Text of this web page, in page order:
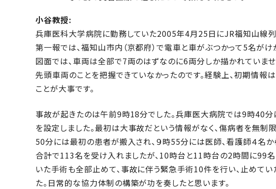
小谷教授:
兵庫医科大学病院に勤務していた2005年4月25日にJR福知山線
第一報では、福知山市内（京都府）で電車と車がぶつかって5名が
図面では、車両は全部で7両のはずなのに6両分しか描かれていませ
先頭車両のことを把握できていなかったのです。経験上、初期情報
ことが大事です。
事故が起きたのは午前9時18分でした。兵庫医大病院では9時40分
を設定しました。最初は大事故だという情報がなく、傷病者を無制
50分には最初の患者が搬入され、９時55分には医師、看護師４名
合計で113名を受け入れましたが、10時台と11時台の2時間に99名
いた手術も全部止めて、事故に伴う緊急手術10件を行い、止めて
た。日常的な協力体制の構築が功を奏したと思います。